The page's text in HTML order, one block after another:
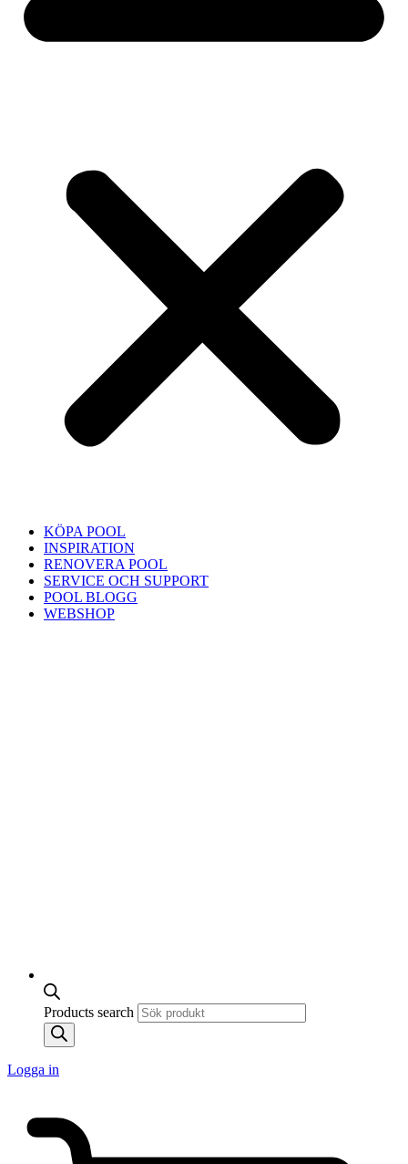
KÖPA POOL
INSPIRATION
RENOVERA POOL
SERVICE OCH SUPPORT
POOL BLOGG
WEBSHOP
Products search
Logga in